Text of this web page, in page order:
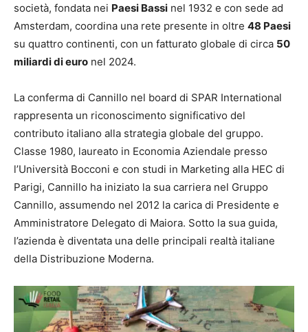
società, fondata nei Paesi Bassi nel 1932 e con sede ad
Amsterdam, coordina una rete presente in oltre 48 Paesi
su quattro continenti, con un fatturato globale di circa 50
miliardi di euro nel 2024.
La conferma di Cannillo nel board di SPAR International
rappresenta un riconoscimento significativo del
contributo italiano alla strategia globale del gruppo.
Classe 1980, laureato in Economia Aziendale presso
l’Università Bocconi e con studi in Marketing alla HEC di
Parigi, Cannillo ha iniziato la sua carriera nel Gruppo
Cannillo, assumendo nel 2012 la carica di Presidente e
Amministratore Delegato di Maiora. Sotto la sua guida,
l’azienda è diventata una delle principali realtà italiane
della Distribuzione Moderna.